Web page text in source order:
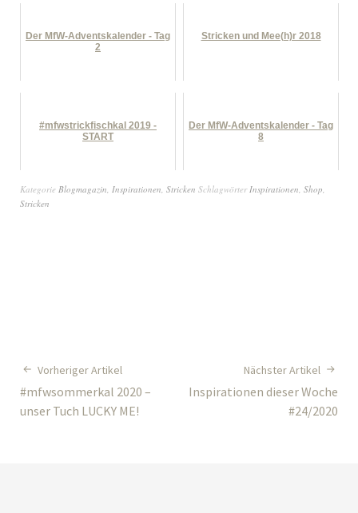
Der MfW-Adventskalender - Tag
2
Stricken und Mee(h)r 2018
#mfwstrickfischkal 2019 -
START
Der MfW-Adventskalender - Tag
8
Kategorie Blogmagazin, Inspirationen, Stricken SchlagwörterInspirationen, Shop,
Stricken
Vorheriger Artikel
#mfwsommerkal 2020 –
unser Tuch LUCKY ME!
Nächster Artikel
Inspirationen dieser Woche
#24/2020